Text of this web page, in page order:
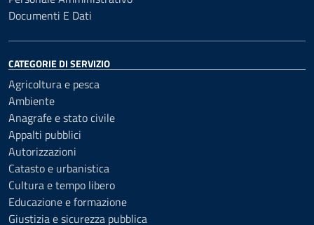
Documenti E Dati
CATEGORIE DI SERVIZIO
Agricoltura e pesca
Ambiente
Anagrafe e stato civile
Appalti pubblici
Autorizzazioni
Catasto e urbanistica
Cultura e tempo libero
Educazione e formazione
Giustizia e sicurezza pubblica